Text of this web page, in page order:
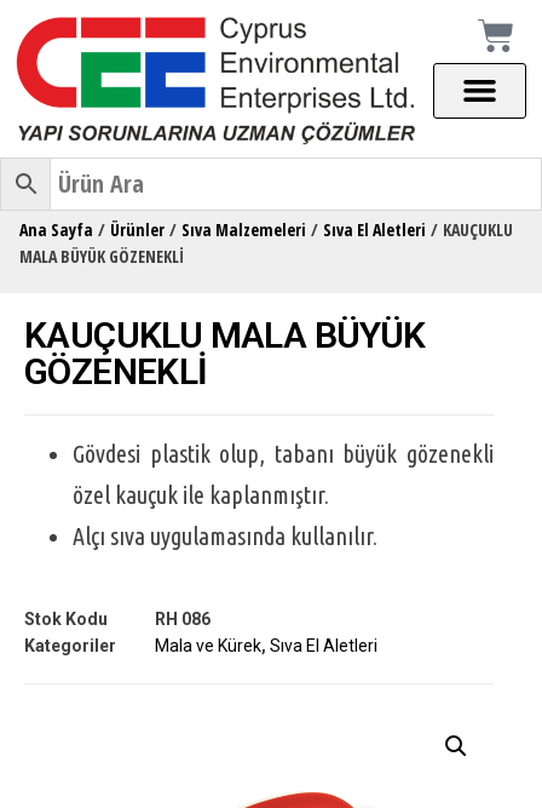
Ana Sayfa / Ürünler / Sıva Malzemeleri / Sıva El Aletleri / KAUÇUKLU
MALA BÜYÜK GÖZENEKLİ
KAUÇUKLU MALA BÜYÜK
GÖZENEKLİ
Gövdesi plastik olup, tabanı büyük gözenekli
özel kauçuk ile kaplanmıştır.
Alçı sıva uygulamasında kullanılır.
Stok Kodu
RH 086
Kategoriler
Mala ve Kürek, Sıva El Aletleri